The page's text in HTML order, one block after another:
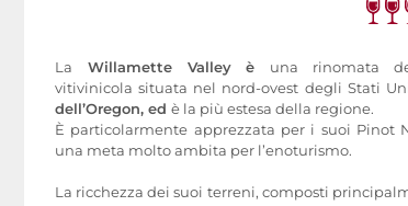
La Willamette Valley è una rinomata
vitivinicola situata nel nord-ovest degli Stati
dell’Oregon, ed è la più estesa della regione.
È particolarmente apprezzata per i suoi Pinot
una meta molto ambita per l’enoturismo.
La ricchezza dei suoi terreni, composti